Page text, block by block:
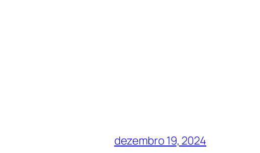
dezembro 19, 2024